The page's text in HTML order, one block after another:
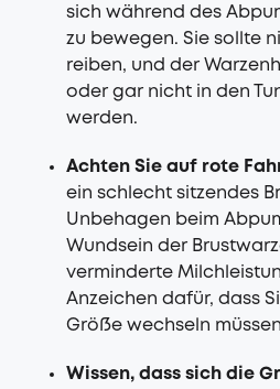
sich während des
zu bewegen. Sie sollte
reiben, und der
oder gar nicht in den
werden.
Achten Sie auf rote
ein schlecht sitzendes
Unbehagen beim
Wundsein der
verminderte
Anzeichen dafür, dass
Größe wechseln
Wissen, dass sich die